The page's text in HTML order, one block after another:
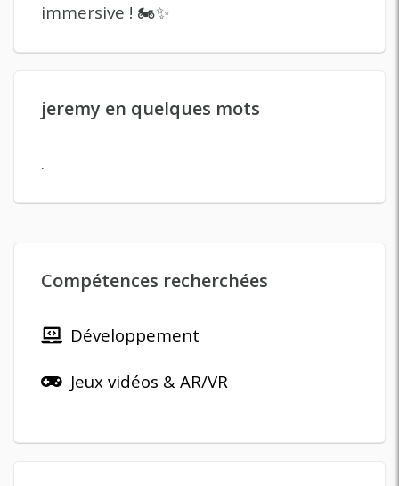
immersive ! 🏍️✨
jeremy en quelques mots
.
Compétences recherchées
Développement
Jeux vidéos & AR/VR